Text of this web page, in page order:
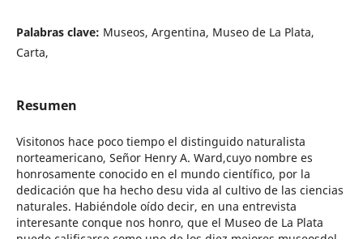
Palabras clave: Museos, Argentina, Museo de La Plata,
Carta,
Resumen
Visitonos hace poco tiempo el distinguido naturalista
norteamericano, Señor Henry A. Ward,cuyo nombre es
honrosamente conocido en el mundo científico, por la
dedicación que ha hecho desu vida al cultivo de las ciencias
naturales. Habiéndole oído decir, en una entrevista
interesante conque nos honro, que el Museo de La Plata